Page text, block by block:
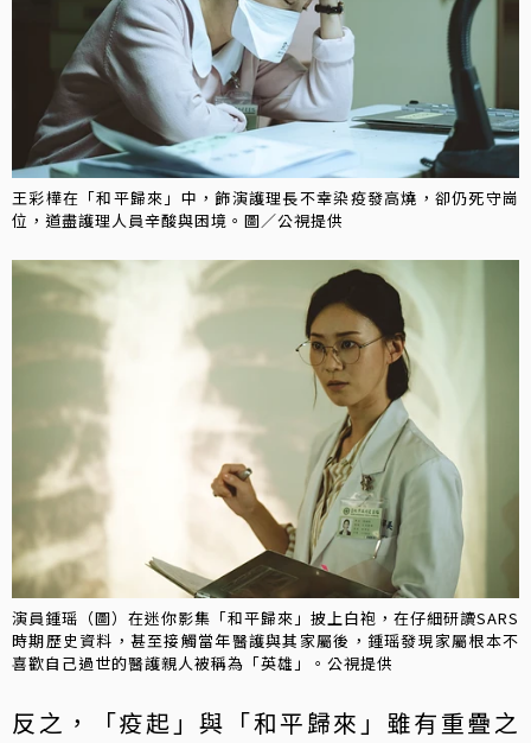
王彩樺在「和平歸來」中，飾演護理長不幸染疫發高燒，卻仍死守崗
位，道盡護理人員辛酸與困境。圖／公視提供
演員鍾瑶（圖）在迷你影集「和平歸來」披上白袍，在仔細研讀SARS
時期歷史資料，甚至接觸當年醫護與其家屬後，鍾瑶發現家屬根本不
喜歡自己過世的醫護親人被稱為「英雄」。公視提供
反之，「疫起」與「和平歸來」雖有重疊之